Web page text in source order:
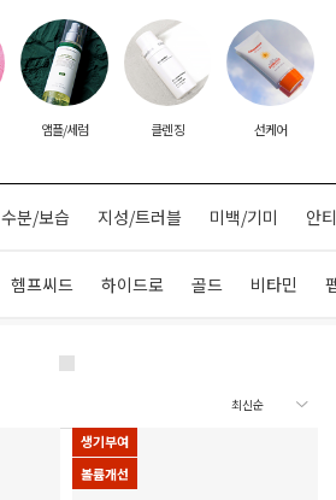
앰플/세럼 클렌징 선케어
수분/보습 지성/트러블 미백/기미 안
헴프씨드 하이드로 골드 비타민
생기부여
볼륨개선